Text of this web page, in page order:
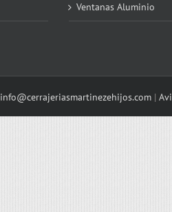
Ventanas Aluminio
info@cerrajeriasmartinezehijos.com |